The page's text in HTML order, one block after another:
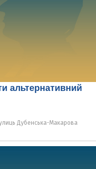
альтернативний
Дубенська-Макарова